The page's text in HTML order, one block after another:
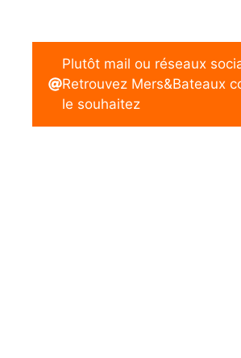
Plutôt mail ou réseaux
Retrouvez Mers&Bateaux
le souhaitez